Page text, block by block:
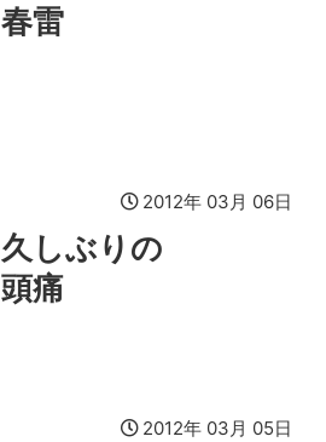
春雷
2012年 03月 06日
久しぶりの
頭痛
2012年 03月 05日